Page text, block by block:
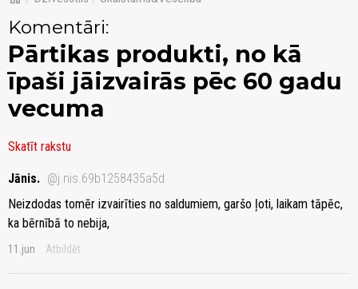
Komentāri:
Pārtikas produkti, no kā
īpaši jāizvairās pēc 60 gadu
vecuma
Skatīt rakstu
Jānis. @j.nis.69b1258435a5d
Neizdodas tomēr izvairīties no saldumiem, garšo ļoti, laikam tāpēc,
ka bērnībā to nebija,
11.jun Atbildēt